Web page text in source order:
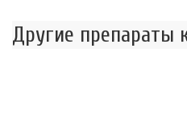
Другие препараты